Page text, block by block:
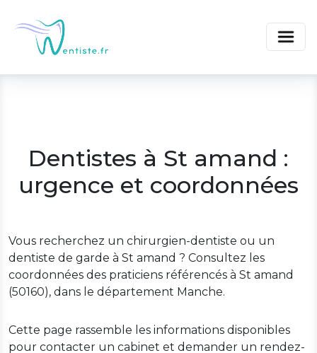
Dentistes à St amand :
urgence et coordonnées
Vous recherchez un chirurgien-dentiste ou un
dentiste de garde à St amand ? Consultez les
coordonnées des praticiens référencés à St amand
(50160), dans le département Manche.
Cette page rassemble les informations disponibles
pour contacter un cabinet et demander un rendez-